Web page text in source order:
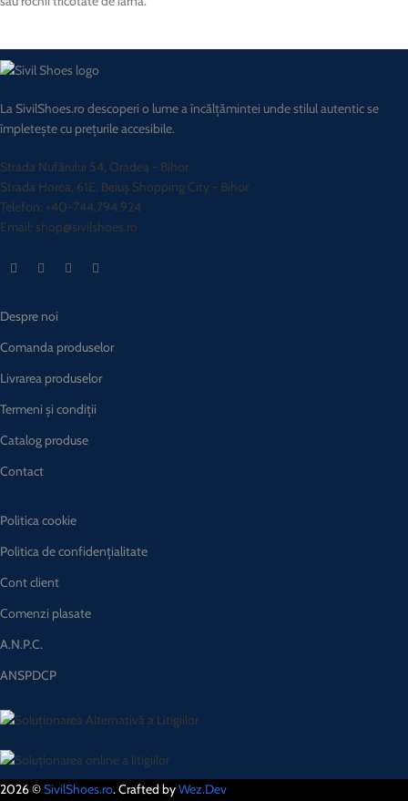
La SivilShoes.ro descoperi o lume a încălțămintei unde stilul autentic se
împletește cu prețurile accesibile.
Strada Nufărului 54, Oradea - Bihor
Strada Horea, 61E, Beiuș Shopping City - Bihor
Telefon: +40-744.794.924
Email: shop@sivilshoes.ro
Despre noi
Comanda produselor
Livrarea produselor
Termeni și condiții
Catalog produse
Contact
Politica cookie
Politica de confidențialitate
Cont client
Comenzi plasate
A.N.P.C.
ANSPDCP
2026 ©SivilShoes.ro. Crafted byWez.Dev